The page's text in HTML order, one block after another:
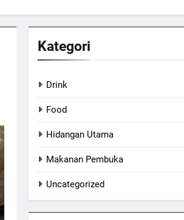
Kategori
Drink
Food
Hidangan Utama
Makanan Pembuka
Uncategorized